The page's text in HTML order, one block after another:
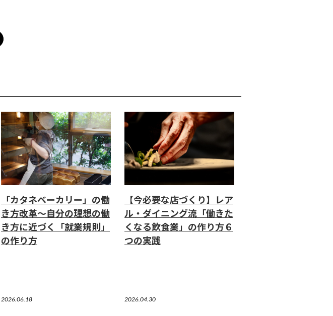
「カタネベーカリー」の働
き方改革～自分の理想の働
き方に近づく「就業規則」
の作り方
2026.06.18
【今必要な店づくり】レア
ル・ダイニング流「働きた
くなる飲食業」の作り方６
つの実践
2026.04.30